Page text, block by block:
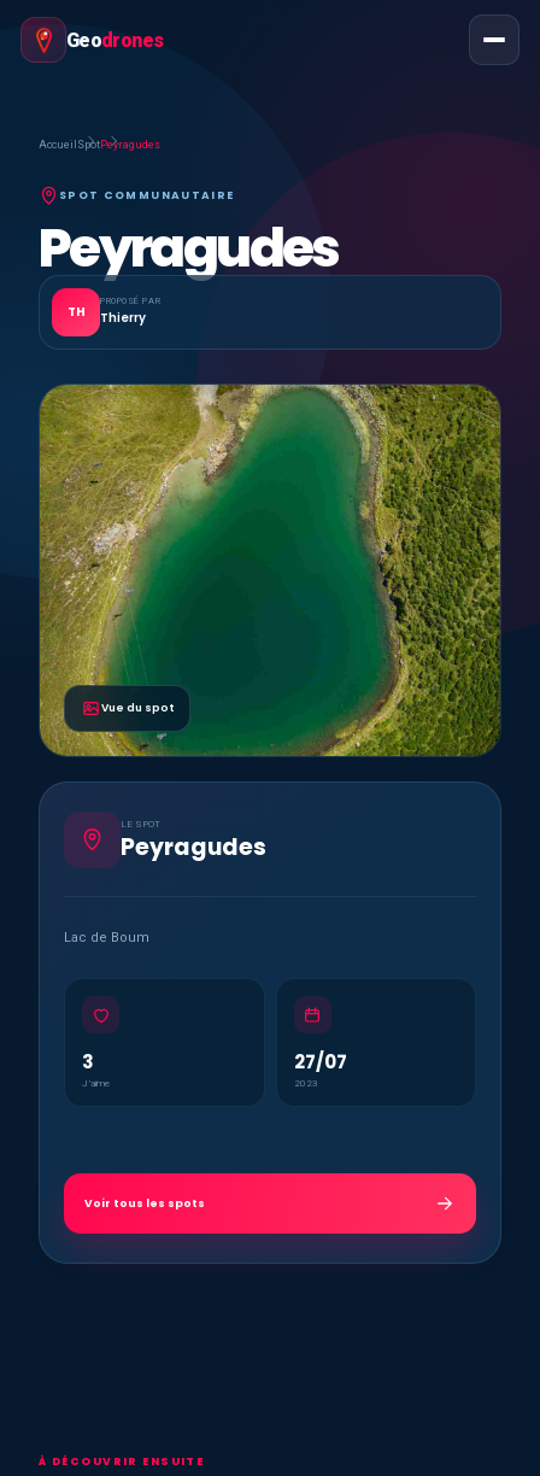
Geodrones
Accueil SpotPeyragudes
SPOT COMMUNAUTAIRE
Peyragudes
TH
PROPOSÉ PAR
Thierry
Vue du spot
LE SPOT
Peyragudes
Lac de Boum
3
J’aime
27/07
2023
Voir tous les spots
À DÉCOUVRIR ENSUITE